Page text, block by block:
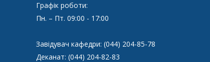
Графік роботи:
Пн. – Пт. 09:00 - 17:00
Завідувач кафедри: (044) 204-85-78
Деканат: (044) 204-82-83